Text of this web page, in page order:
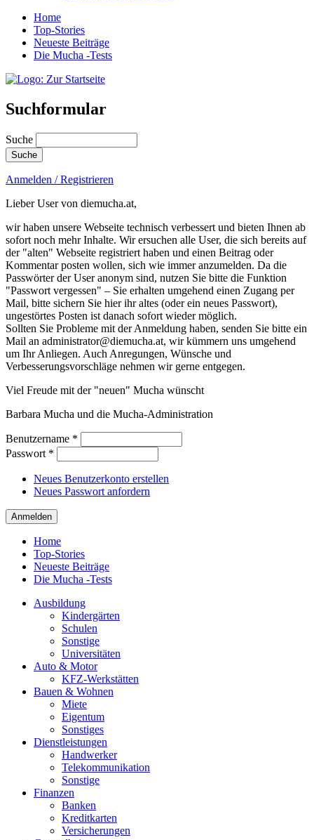
Home
Top-Stories
Neueste Beiträge
Die Mucha -Tests
Suchformular
Suche
Anmelden / Registrieren
Lieber User von diemucha.at,
wir haben unsere Webseite technisch verbessert und bieten Ihnen ab
sofort noch mehr Inhalte. Wir ersuchen alle User, die sich bereits auf
der "alten" Webseite registriert haben und einen Beitrag oder
Kommentar posten wollen, sich wie immer anzumelden. Da die
Passwörter der User anonym sind, nutzen Sie bitte die Funktion
"Passwort vergessen" – Sie erhalten umgehend einen Zugang per
Mail, bitte sichern Sie hier ihr altes (oder ein neues Passwort),
ungestörtes Posten ist danach sofort wieder möglich.
Sollten Sie Probleme mit der Anmeldung haben, senden Sie bitte ein
Mail an administrator@diemucha.at, wir kümmern uns umgehend
um Ihr Anliegen. Auch Anregungen, Wünsche und
Verbesserungsvorschläge nehmen wir gerne entgegen.
Viel Freude mit der "neuen" Mucha wünscht
Barbara Mucha und die Mucha-Administration
Benutzername *
Passwort *
Neues Benutzerkonto erstellen
Neues Passwort anfordern
Home
Top-Stories
Neueste Beiträge
Die Mucha -Tests
Ausbildung
Kindergärten
Schulen
Sonstige
Universitäten
Auto & Motor
KFZ-Werkstätten
Bauen & Wohnen
Miete
Eigentum
Sonstiges
Dienstleistungen
Handwerker
Telekommunikation
Sonstige
Finanzen
Banken
Kreditkarten
Versicherungen